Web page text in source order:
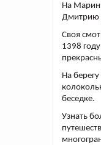
На
Дмитрию
Своя
1398
На
беседке.
Узнать